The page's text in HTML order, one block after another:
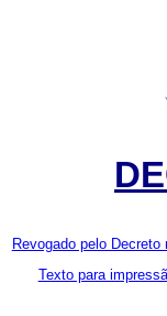
Revogado pelo Decreto
Texto para